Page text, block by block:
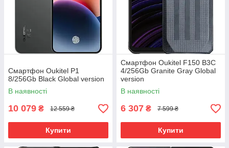
Смартфон Oukitel P1
8/256Gb Black Global version
В наявності
10 079 ₴ 12 559 ₴
Купити
Смартфон Oukitel F150 B3C
4/256Gb Granite Gray Global
version
В наявності
6 307 ₴ 7 599 ₴
Купити